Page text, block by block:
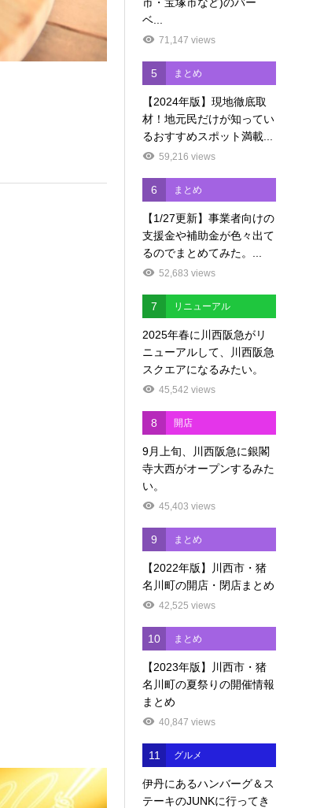
ベ...
71,147 views
5 まとめ
【2024年版】現地徹底取
材！地元民だけが知ってい
るおすすめスポット満載...
59,216 views
6 まとめ
【1/27更新】事業者向けの
支援金や補助金が色々出て
るのでまとめてみた。...
52,683 views
7 リニューアル
2025年春に川西阪急がリ
ニューアルして、川西阪急
スクエアになるみたい。
45,542 views
8 開店
9月上旬、川西阪急に銀閣
寺大西がオープンするみた
い。
45,403 views
9 まとめ
【2022年版】川西市・猪
名川町の開店・閉店まとめ
42,525 views
10 まとめ
【2023年版】川西市・猪
名川町の夏祭りの開催情報
まとめ
40,847 views
11 グルメ
伊丹にあるハンバーグ＆ス
テーキのJUNKに行ってき